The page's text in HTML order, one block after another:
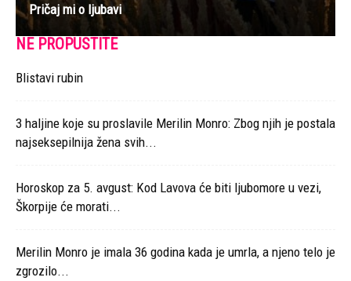
Pričaj mi o ljubavi
NE PROPUSTITE
Blistavi rubin
3 haljine koje su proslavile Merilin Monro: Zbog njih je postala
najseksepilnija žena svih...
Horoskop za 5. avgust: Kod Lavova će biti ljubomore u vezi,
Škorpije će morati...
Merilin Monro je imala 36 godina kada je umrla, a njeno telo je
zgrozilo...